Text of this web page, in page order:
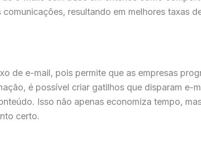
resultando em melhores taxas
de e-mail, pois permite que as empresas
é possível criar gatilhos que disparam e-
Isso não apenas economiza tempo,
certo.